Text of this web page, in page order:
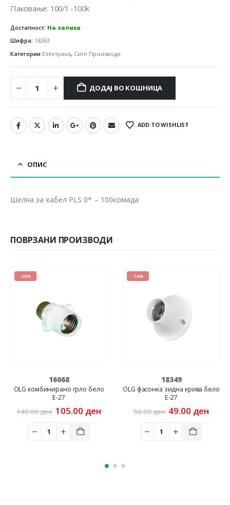
Паковање: 100/1 -100k
Достапност: На залиха
Шифра: 18263
Категории Електрика, Сите Производи
ДОДАЈ ВО КОШНИЦА
ADD TO WISHLIST
ОПИС
Шелна за кабел PLS 0* – 100комада
ПОВРЗАНИ ПРОИЗВОДИ
-25%
16068
OLG комбинирано грло бело
Е-27
140.00ден Original
was:
140.00 ден.
105.00 ден Current
105.00 ден.
-16%
18349
OLG фасонка зидна крива бело
E-27
58.00ден Original
was:
58.00 ден.
49.00 ден